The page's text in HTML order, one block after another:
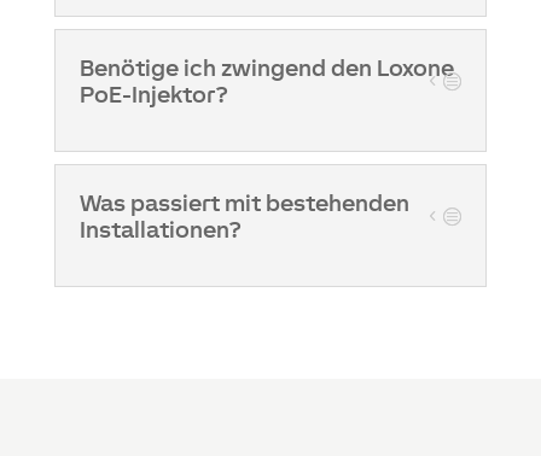
Benötige ich zwingend den Loxone
PoE-Injektor?
Was passiert mit bestehenden
Installationen?